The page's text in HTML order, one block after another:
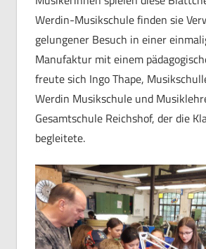
Werdin-Musikschule finden sie
gelungener Besuch in einer
Manufaktur mit einem
freute sich Ingo Thape,
Werdin Musikschule und
Gesamtschule Reichshof, der die
begleitete.